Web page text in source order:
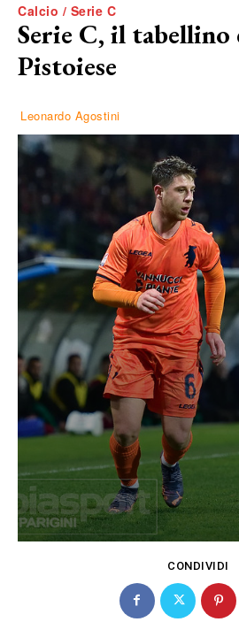
Calcio / Serie C
Serie C, il tabellino
Pistoiese
Leonardo Agostini
CONDIVIDI